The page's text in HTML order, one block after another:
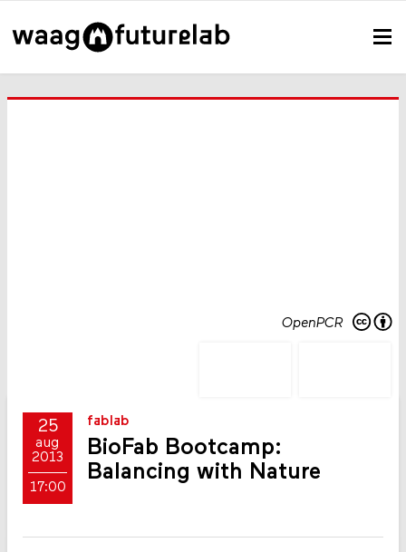
OpenPCR
25
aug
2013
17:00
fablab
BioFab Bootcamp:
Balancing with Nature